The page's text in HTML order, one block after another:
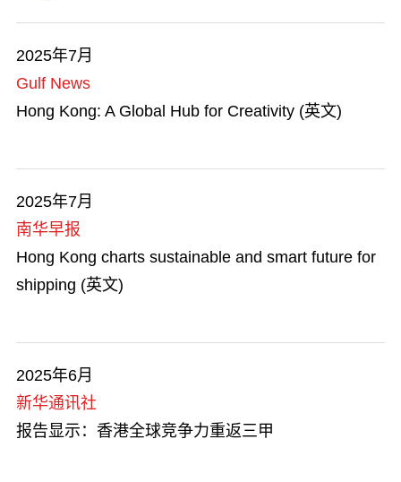
2025年7月
Gulf News
Hong Kong: A Global Hub for Creativity (英文)
2025年7月
南华早报
Hong Kong charts sustainable and smart future for
shipping (英文)
2025年6月
新华通讯社
报告显示：香港全球竞争力重返三甲